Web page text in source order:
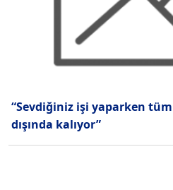
“Sevdiğiniz işi yaparken
dışında kalıyor”